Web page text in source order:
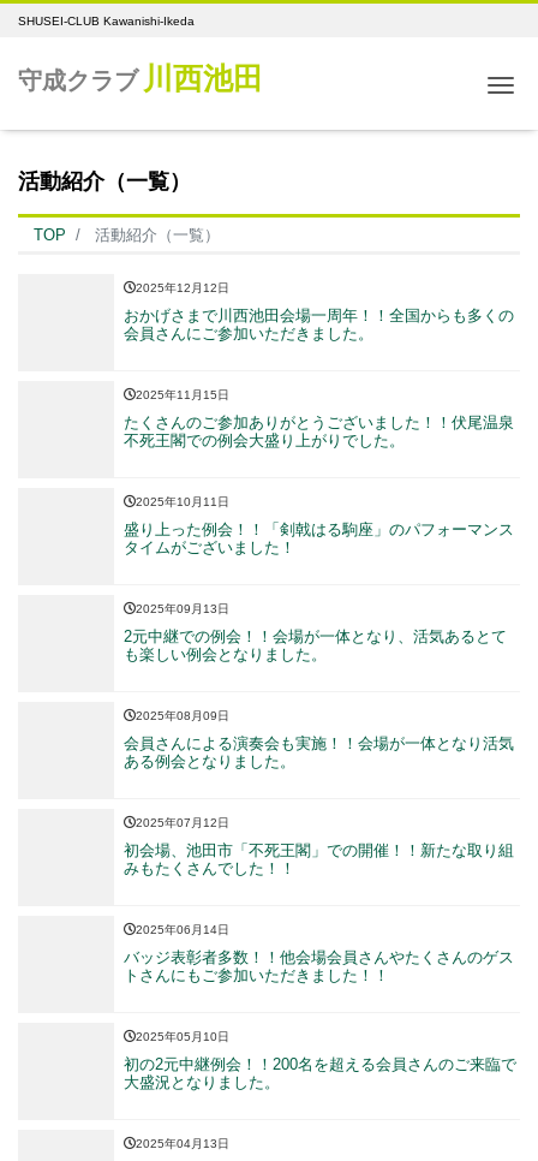
SHUSEI-CLUB Kawanishi-Ikeda
守成クラブ 川西池田
活動紹介（一覧）
TOP 活動紹介（一覧）
2025年12月12日
おかげさまで川西池田会場一周年！！全国からも多くの
会員さんにご参加いただきました。
2025年11月15日
たくさんのご参加ありがとうございました！！伏尾温泉
不死王閣での例会大盛り上がりでした。
2025年10月11日
盛り上った例会！！「剣戟はる駒座」のパフォーマンス
タイムがございました！
2025年09月13日
2元中継での例会！！会場が一体となり、活気あるとて
も楽しい例会となりました。
2025年08月09日
会員さんによる演奏会も実施！！会場が一体となり活気
ある例会となりました。
2025年07月12日
初会場、池田市「不死王閣」での開催！！新たな取り組
みもたくさんでした！！
2025年06月14日
バッジ表彰者多数！！他会場会員さんやたくさんのゲス
トさんにもご参加いただきました！！
2025年05月10日
初の2元中継例会！！200名を超える会員さんのご来臨で
大盛況となりました。
2025年04月13日